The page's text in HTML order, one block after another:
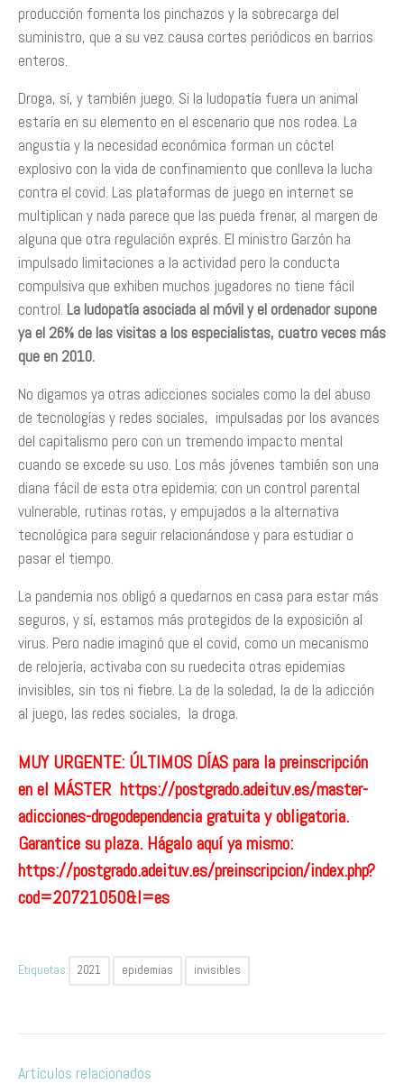
producción fomenta los pinchazos y la sobrecarga del
suministro, que a su vez causa cortes periódicos en barrios
enteros.
Droga, sí, y también juego. Si la ludopatía fuera un animal
estaría en su elemento en el escenario que nos rodea. La
angustia y la necesidad económica forman un cóctel
explosivo con la vida de confinamiento que conlleva la lucha
contra el covid. Las plataformas de juego en internet se
multiplican y nada parece que las pueda frenar, al margen de
alguna que otra regulación exprés. El ministro Garzón ha
impulsado limitaciones a la actividad pero la conducta
compulsiva que exhiben muchos jugadores no tiene fácil
control. La ludopatía asociada al móvil y el ordenador supone
ya el 26% de las visitas a los especialistas, cuatro veces más
que en 2010.
No digamos ya otras adicciones sociales como la del abuso
de tecnologías y redes sociales, impulsadas por los avances
del capitalismo pero con un tremendo impacto mental
cuando se excede su uso. Los más jóvenes también son una
diana fácil de esta otra epidemia; con un control parental
vulnerable, rutinas rotas, y empujados a la alternativa
tecnológica para seguir relacionándose y para estudiar o
pasar el tiempo.
La pandemia nos obligó a quedarnos en casa para estar más
seguros, y sí, estamos más protegidos de la exposición al
virus. Pero nadie imaginó que el covid, como un mecanismo
de relojería, activaba con su ruedecita otras epidemias
invisibles, sin tos ni fiebre. La de la soledad, la de la adicción
al juego, las redes sociales, la droga.
MUY URGENTE: ÚLTIMOS DÍAS para lapreinscripción
en el MÁSTER https://postgrado.adeituv.es/master-
adicciones-drogodependenciagratuita y obligatoria.
Garantice su plaza. Hágalo aquí ya mismo:
https://postgrado.adeituv.es/preinscripcion/index.php?
cod=20721050&l=es
Etiquetas: 2021 epidemias invisibles
Artículos relacionados